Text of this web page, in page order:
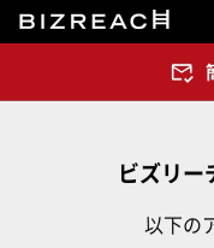
ビズリー
以下の